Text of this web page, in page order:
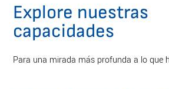
Explore nuestras
capacidades
Para una mirada más profunda a lo que